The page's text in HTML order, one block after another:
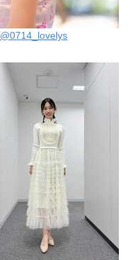
@0714_lovelys